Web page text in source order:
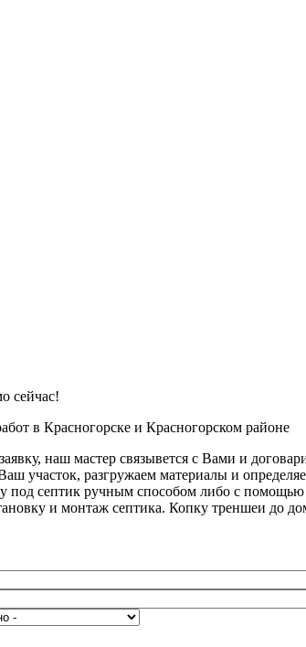
сейчас!
в Красногорске и Красногорском районе
наш мастер связывется с Вами и
участок, разгружаем материалы и
под септик ручным способом либо с помощью
и монтаж септика. Копку треншеи до